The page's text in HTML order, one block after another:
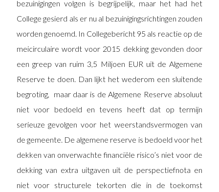
bezuinigingen volgen is begrijpelijk, maar het had het
College gesierd als er nu al bezuinigingsrichtingen zouden
worden genoemd. In Collegebericht 95 als reactie op de
meicirculaire wordt voor 2015 dekking gevonden door
een greep van ruim 3,5 Miljoen EUR uit de Algemene
Reserve te doen. Dan lijkt het wederom een sluitende
begroting, maar daar is de Algemene Reserve absoluut
niet voor bedoeld en tevens heeft dat op termijn
serieuze gevolgen voor het weerstandsvermogen van
de gemeente. De algemene reserve is bedoeld voor het
dekken van onverwachte financiële risico’s niet voor de
dekking van extra uitgaven uit de perspectiefnota en
niet voor structurele tekorten die in de toekomst